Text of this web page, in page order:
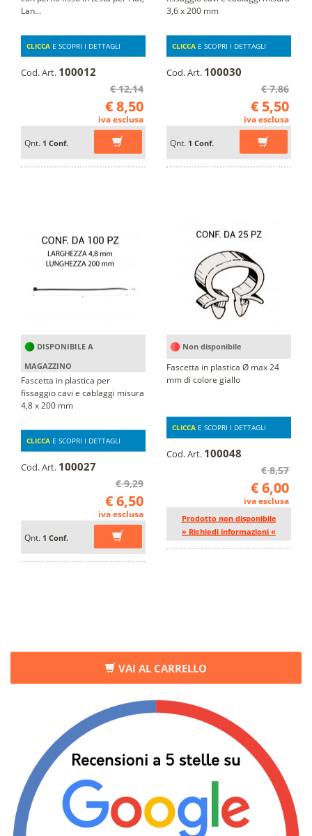
VAI AL CARRELLO
Lan...
CLICCA E SCOPRI I DETTAGLI
Cod. Art. 100012
€ 12,14
€ 8,50
iva esclusa
Qnt. 1 Conf.
3,6 x 200 mm
CLICCA E SCOPRI I DETTAGLI
Cod. Art. 100030
€ 7,86
€ 5,50
iva esclusa
Qnt. 1 Conf.
DISPONIBILE A
MAGAZZINO
Fascetta in plastica per
fissaggio cavi e cablaggi misura
4,8 x 200 mm
CLICCA E SCOPRI I DETTAGLI
Cod. Art. 100027
€ 9,29
€ 6,50
iva esclusa
Qnt. 1 Conf.
Non disponibile
Fascetta in plastica Ø max 24
mm di colore giallo
CLICCA E SCOPRI I DETTAGLI
Cod. Art. 100048
€ 8,57
€ 6,00
iva esclusa
Prodotto non disponibile
» Richiedi informazioni «